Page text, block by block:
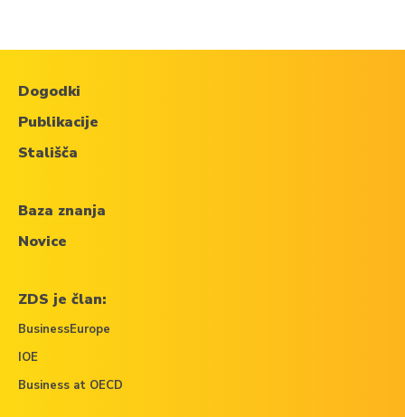
Dogodki
Publikacije
Stališča
Baza znanja
Novice
ZDS je član:
BusinessEurope
IOE
Business at OECD